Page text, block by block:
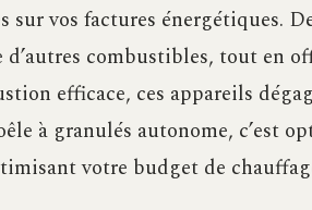
sur vos factures énergétiques.
combustibles, tout en
efficace, ces appareils
à granulés autonome, c’est
votre budget de